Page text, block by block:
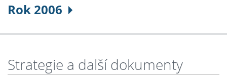
Rok 2006
Strategie a další dokumenty